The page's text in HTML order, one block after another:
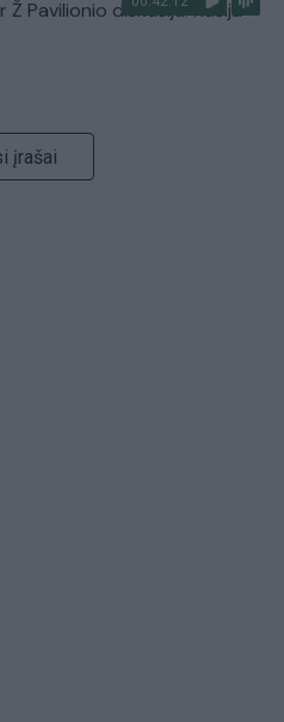
Pavilionio diskusija: Rusija
įrašai